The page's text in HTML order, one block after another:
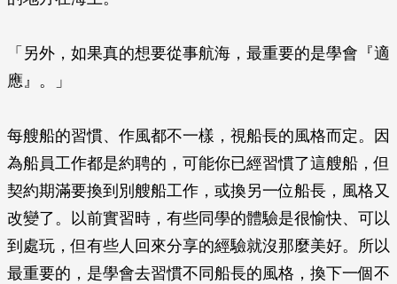
「另外，如果真的想要從事航海，最重要的是學會『適
應』。」
每艘船的習慣、作風都不一樣，視船長的風格而定。因
為船員工作都是約聘的，可能你已經習慣了這艘船，但
契約期滿要換到別艘船工作，或換另一位船長，風格又
改變了。以前實習時，有些同學的體驗是很愉快、可以
到處玩，但有些人回來分享的經驗就沒那麼美好。所以
最重要的，是學會去習慣不同船長的風格，換下一個不